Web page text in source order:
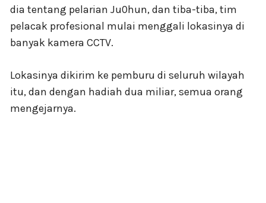
dia tentang pelarian Ju0hun, dan tiba-tiba, tim
pelacak profesional mulai menggali lokasinya di
banyak kamera CCTV.
Lokasinya dikirim ke pemburu di seluruh wilayah
itu, dan dengan hadiah dua miliar, semua orang
mengejarnya.